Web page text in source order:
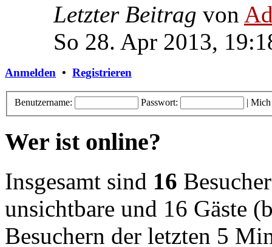
Letzter Beitrag von
So 28. Apr 2013,
Anmelden • Registrieren
Benutzername: Passwort: | Mich
Wer ist online?
Insgesamt sind 16
unsichtbare und 16 Gäste
Besuchern der letzten 5